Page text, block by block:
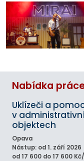
Nabídka
Uklízeči a
v
objektech
Opava
Nástup: od 1. září 2026
od 17 600 do 17 600